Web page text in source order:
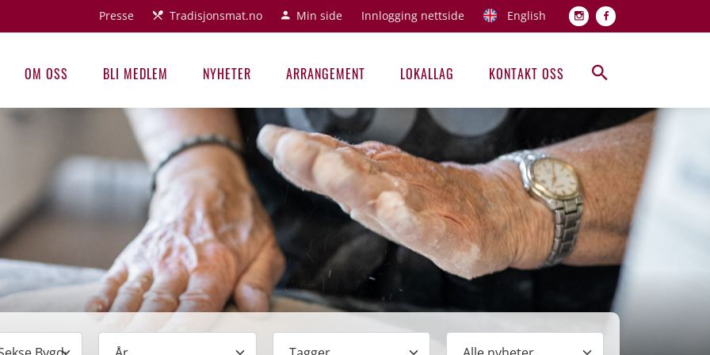
Topp
Presse Tradisjonsmat.no Min side Innlogging nettside English
Hovedmeny
OM OSS BLI MEDLEM NYHETER ARRANGEMENT LOKALLAG KONTAKT OSS